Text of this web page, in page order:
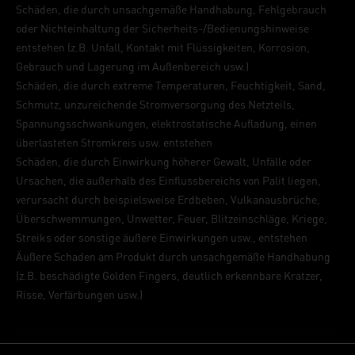
Schäden, die durch unsachgemäße Handhabung, Fehlgebrauch
oder Nichteinhaltung der Sicherheits-/Bedienungshinweise
entstehen (z.B. Unfall, Kontakt mit Flüssigkeiten, Korrosion,
Gebrauch und Lagerung im Außenbereich usw.)
Schäden, die durch extreme Temperaturen, Feuchtigkeit, Sand,
Schmutz, unzureichende Stromversorgung des Netzteils,
Spannungsschwankungen, elektrostatische Aufladung, einen
überlasteten Stromkreis usw. entstehen
Schäden, die durch Einwirkung höherer Gewalt, Unfälle oder
Ursachen, die außerhalb des Einflussbereichs von Palit liegen,
verursacht durch beispielsweise Erdbeben, Vulkanausbrüche,
Überschwemmungen, Unwetter, Feuer, Blitzeinschläge, Kriege,
Streiks oder sonstige äußere Einwirkungen usw., entstehen
Äußere Schaden am Produkt durch unsachgemäße Handhabung
(z.B. beschädigte Golden Fingers, deutlich erkennbare Kratzer,
Risse, Verfärbungen usw.)